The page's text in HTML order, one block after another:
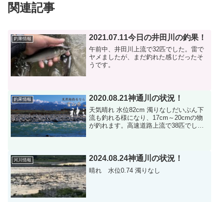
関連記事
釣果情報 2021.07.11今日の井田川の釣果！
午前中、井田川上流で32匹でした。雷で
ヤメましたが、まだ釣れた感じだったそ
うです。
釣果情報 2020.08.21神通川の状況！
天気晴れ 水位82cm 濁りなしだいぶん下
流も釣れる様になり、17cm～20cmの物
が釣れます。高速道路上流で38匹でし
河川情報 2024.08.24神通川の状況！
晴れ 水位0.74 濁りなし